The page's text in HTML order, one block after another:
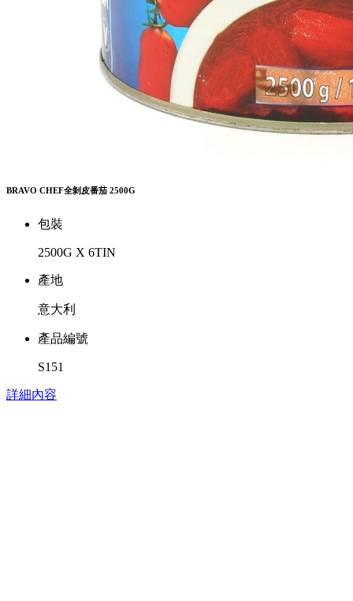
BRAVO CHEF全剝皮番茄 2500G
包裝
2500G X 6TIN
產地
意大利
產品編號
S151
詳細內容